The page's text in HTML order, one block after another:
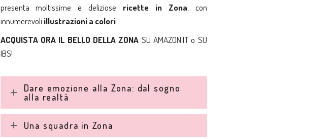
presenta moltissime e deliziose ricette in Zona, con
innumerevoliillustrazioni a colori.
ACQUISTA ORA IL BELLO DELLA ZONA SU AMAZON.ITo SU
IBS!
Dare emozione alla Zona: dal sogno
alla realtà
Una squadra in Zona